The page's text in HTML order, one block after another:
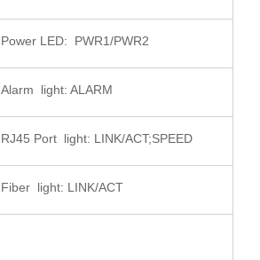
Power LED: PWR1/PWR2
Alarm light: ALARM
RJ45 Port light: LINK/ACT;SPEED
Fiber light: LINK/ACT